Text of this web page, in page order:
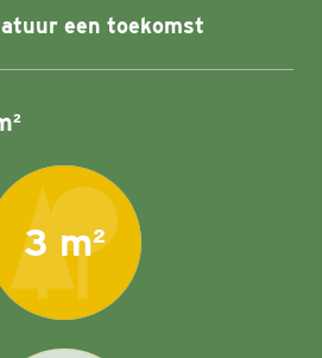
een toekomst
3 m²